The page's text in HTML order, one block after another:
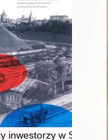
od
inwestorzy w